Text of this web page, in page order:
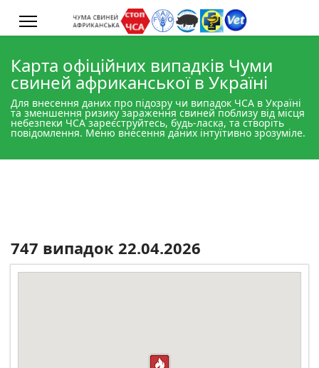
Карта офіційних випадків Чуми
свиней африканської в Україні
Для внесення даних про підозру чи випадок ЧСА в Україні
та зменшення ризику зараження свиней поблизу від місця
небезпеки ЧСА зареєструйтесь, будь-ласка, та створіть
повідомлення. Меню внесення даних інтуїтивно зрозуміле.
747 випадок 22.04.2026